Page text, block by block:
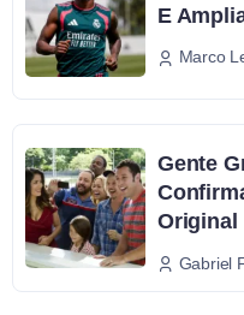
E
Marco
Gente
Original
Gabriel